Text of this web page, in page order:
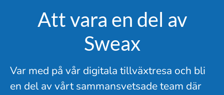
Att vara en del av
Sweax
Var med på vår digitala tillväxtresa och bli
en del av vårt sammansvetsade team där